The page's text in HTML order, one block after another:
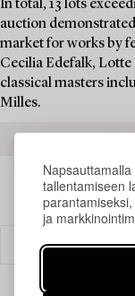
tallentamiseen
ja
In total, 13 lots
auction
market for works by
Cecilia Edefalk, Lotte
classical masters
Milles.